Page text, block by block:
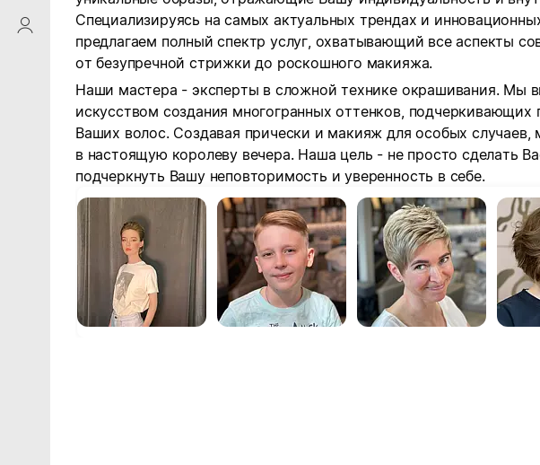
ProfileSaby
Специализируясь на самых актуальных трендах и
предлагаем полный спектр услуг, охватывающий все аспекты
от безупречной стрижки до роскошного макияжа.
Наши мастера - эксперты в сложной технике окрашивания. Мы
искусством создания многогранных оттенков, подчеркивающих
Ваших волос. Создавая прически и макияж для особых
в настоящую королеву вечера. Наша цель - не просто сделать
подчеркнуть Вашу неповторимость и уверенность в себе.